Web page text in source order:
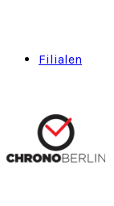
Filialen